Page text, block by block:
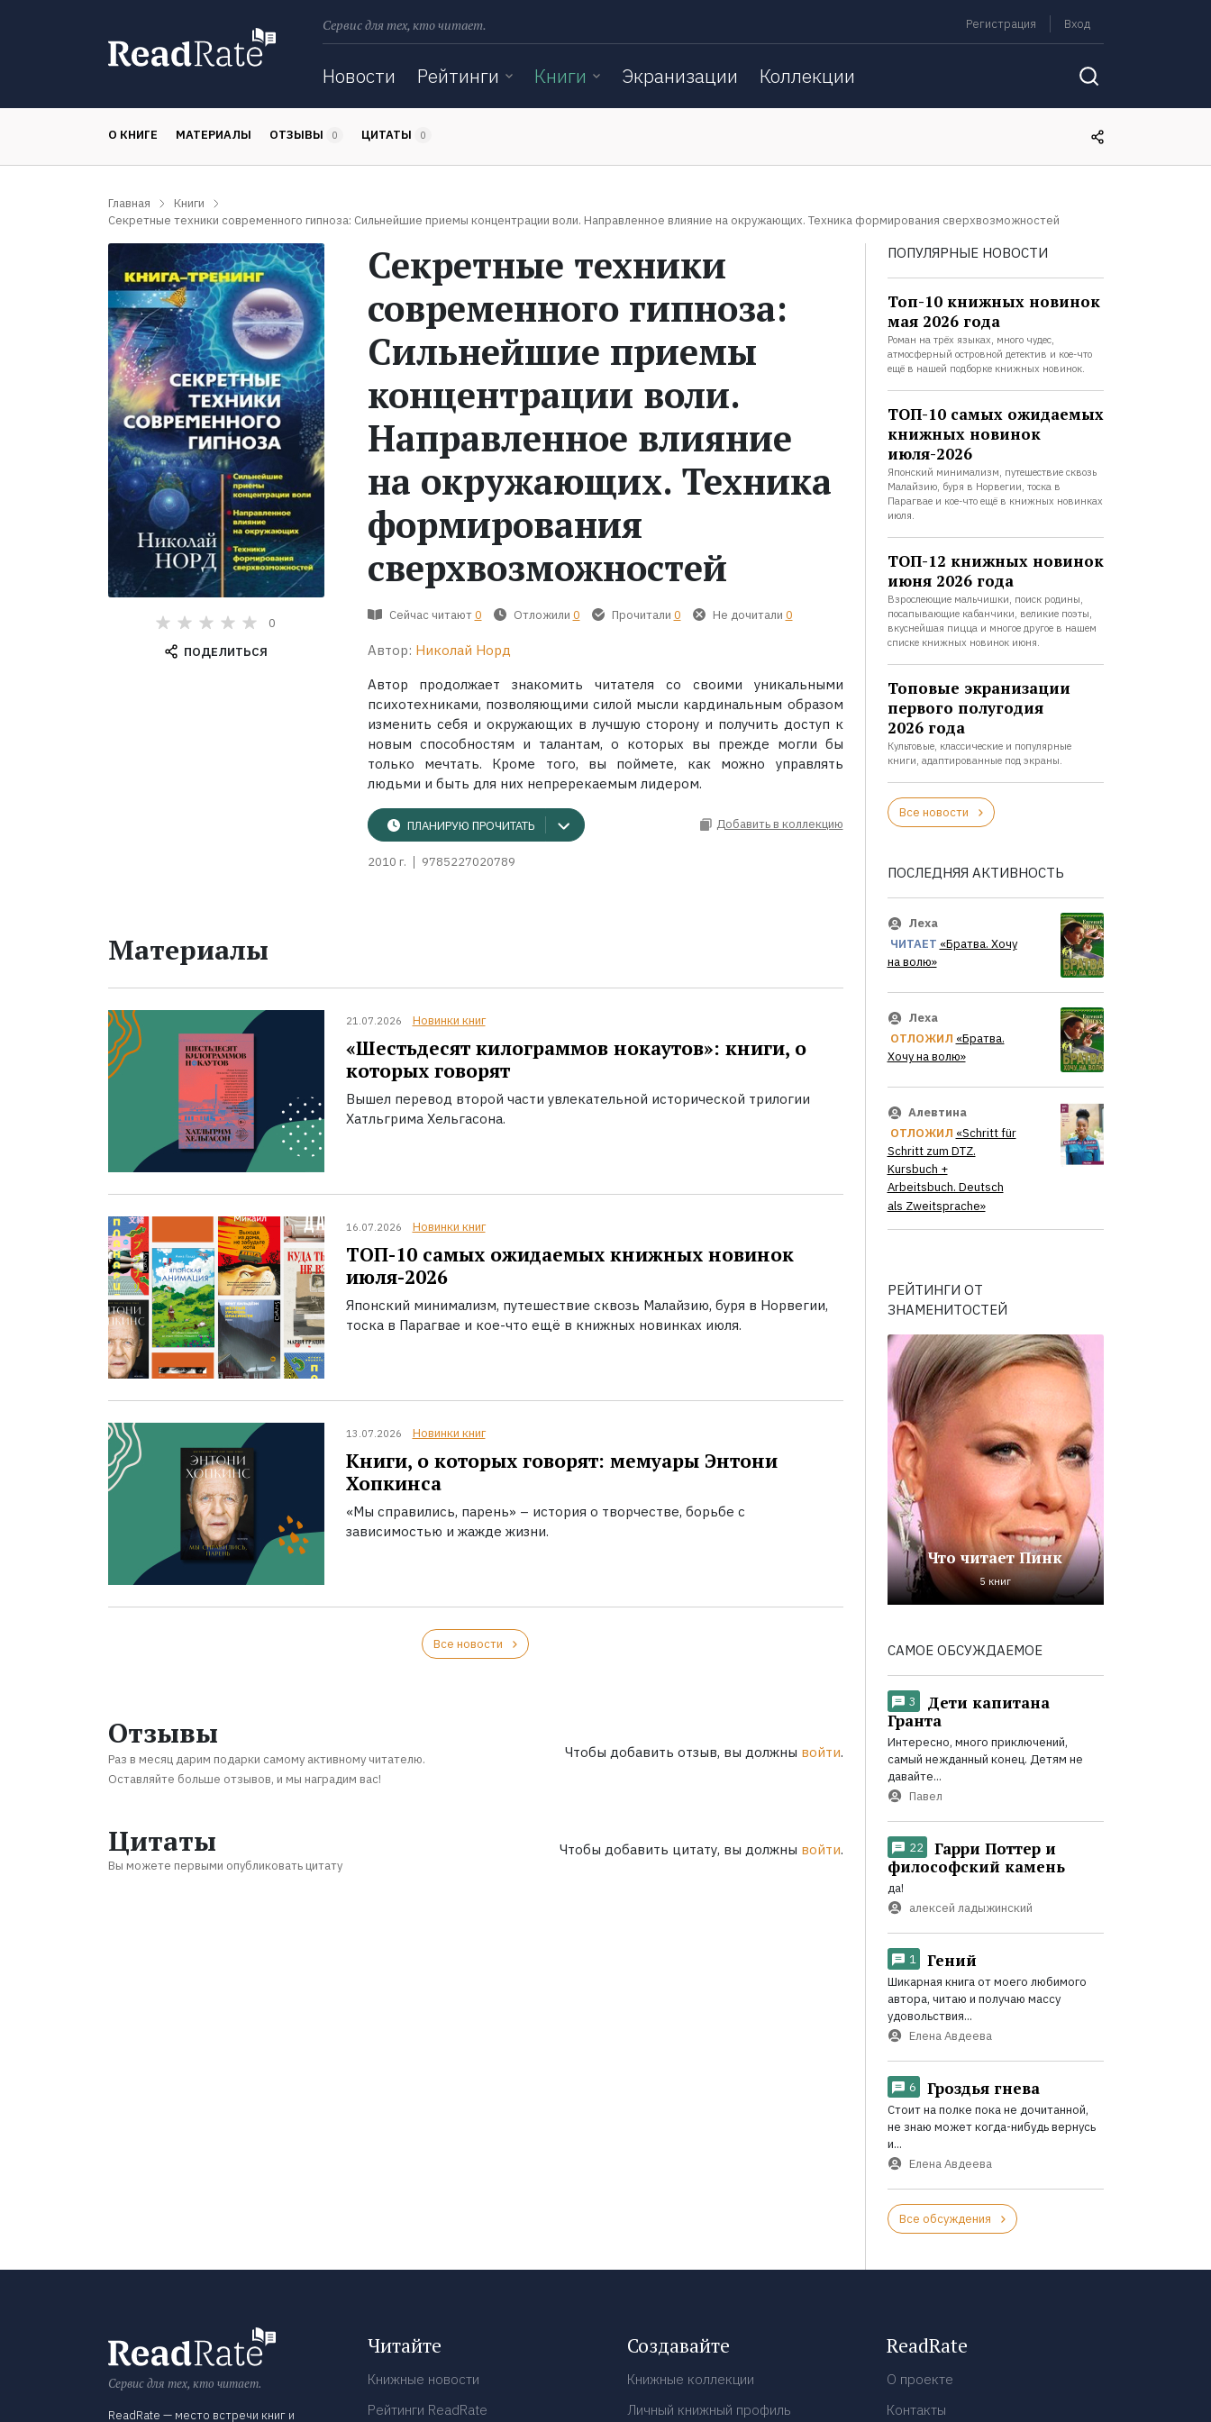
Сервис для тех, кто читает. Регистрация Вход
Новости Рейтинги Книги Экранизации Коллекции
О КНИГЕ МАТЕРИАЛЫ ОТЗЫВЫ 0 ЦИТАТЫ 0
Главная
Книги
Секретные техники современного гипноза: Сильнейшие приемы концентрации воли. Направленное влияние на окружающих. Техника формирования сверхвозможностей
0
ПОДЕЛИТЬСЯ
Секретные техники
современного гипноза:
Сильнейшие приемы
концентрации воли.
Направленное влияние
на окружающих. Техника
формирования
сверхвозможностей
Сейчас читают 0 Отложили 0 Прочитали 0 Не дочитали 0
Автор: Николай Норд
Автор продолжает знакомить читателя со своими уникальными
психотехниками, позволяющими силой мысли кардинальным образом
изменить себя и окружающих в лучшую сторону и получить доступ к
новым способностям и талантам, о которых вы прежде могли бы
только мечтать. Кроме того, вы поймете, как можно управлять
людьми и быть для них непререкаемым лидером.
ПЛАНИРУЮ ПРОЧИТАТЬ Добавить в коллекцию
2010 г. 9785227020789
Материалы
21.07.2026 Новинки книг
«Шестьдесят килограммов нокаутов»: книги, о
которых говорят
Вышел перевод второй части увлекательной исторической трилогии
Хатльгрима Хельгасона.
16.07.2026 Новинки книг
ТОП-10 самых ожидаемых книжных новинок
июля-2026
Японский минимализм, путешествие сквозь Малайзию, буря в Норвегии,
тоска в Парагвае и кое-что ещё в книжных новинках июля.
13.07.2026 Новинки книг
Книги, о которых говорят: мемуары Энтони
Хопкинса
«Мы справились, парень» – история о творчестве, борьбе с
зависимостью и жажде жизни.
Все новости
Отзывы
Раз в месяц дарим подарки самому активному читателю.
Оставляйте больше отзывов, и мы наградим вас!
Чтобы добавить отзыв, вы должны войти.
Цитаты
Вы можете первыми опубликовать цитату
Чтобы добавить цитату, вы должны войти.
ПОПУЛЯРНЫЕ НОВОСТИ
Топ-10 книжных новинок
мая 2026 года
Роман на трёх языках, много чудес,
атмосферный островной детектив и кое-что
ещё в нашей подборке книжных новинок.
ТОП-10 самых ожидаемых
книжных новинок
июля-2026
Японский минимализм, путешествие сквозь
Малайзию, буря в Норвегии, тоска в
Парагвае и кое-что ещё в книжных новинках
июля.
ТОП-12 книжных новинок
июня 2026 года
Взрослеющие мальчишки, поиск родины,
посапывающие кабанчики, великие поэты,
вкуснейшая пицца и многое другое в нашем
списке книжных новинок июня.
Топовые экранизации
первого полугодия
2026 года
Культовые, классические и популярные
книги, адаптированные под экраны.
Все новости
ПОСЛЕДНЯЯ АКТИВНОСТЬ
Леха
ЧИТАЕТ «Братва. Хочу
на волю»
Леха
ОТЛОЖИЛ «Братва.
Хочу на волю»
Алевтина
ОТЛОЖИЛ «Schritt für
Schritt zum DTZ.
Kursbuch +
Arbeitsbuch. Deutsch
als Zweitsprache»
РЕЙТИНГИ ОТ
ЗНАМЕНИТОСТЕЙ
Что читает Пинк
5 книг
САМОЕ ОБСУЖДАЕМОЕ
3
Дети капитана
Гранта
Интересно, много приключений,
самый нежданный конец. Детям не
давайте...
Павел
22
Гарри Поттер и
философский камень
да!
алексей ладыжинский
1 Гений
Шикарная книга от моего любимого
автора, читаю и получаю массу
удовольствия...
Елена Авдеева
6 Гроздья гнева
Стоит на полке пока не дочитанной,
не знаю может когда-нибудь вернусь
и...
Елена Авдеева
Все обсуждения
Сервис для тех, кто читает.
ReadRate — место встречи книг и
Читайте
Книжные новости
Рейтинги ReadRate
Создавайте
Книжные коллекции
Личный книжный профиль
ReadRate
О проекте
Контакты